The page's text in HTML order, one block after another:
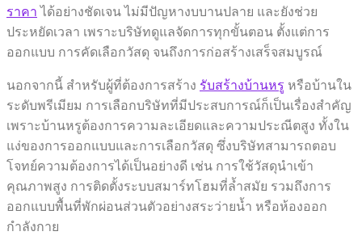
ราคา ได้อย่างชัดเจน ไม่มีปัญหางบบานปลาย และยังช่วย
ประหยัดเวลา เพราะบริษัทดูแลจัดการทุกขั้นตอน ตั้งแต่การ
ออกแบบ การคัดเลือกวัสดุ จนถึงการก่อสร้างเสร็จสมบูรณ์
นอกจากนี้ สำหรับผู้ที่ต้องการสร้าง รับสร้างบ้านหรู หรือบ้านใน
ระดับพรีเมียม การเลือกบริษัทที่มีประสบการณ์ก็เป็นเรื่องสำคัญ
เพราะบ้านหรูต้องการความละเอียดและความประณีตสูง ทั้งใน
แง่ของการออกแบบและการเลือกวัสดุ ซึ่งบริษัทสามารถตอบ
โจทย์ความต้องการได้เป็นอย่างดี เช่น การใช้วัสดุนำเข้า
คุณภาพสูง การติดตั้งระบบสมาร์ทโฮมที่ล้ำสมัย รวมถึงการ
ออกแบบพื้นที่พักผ่อนส่วนตัวอย่างสระว่ายน้ำ หรือห้องออก
กำลังกาย